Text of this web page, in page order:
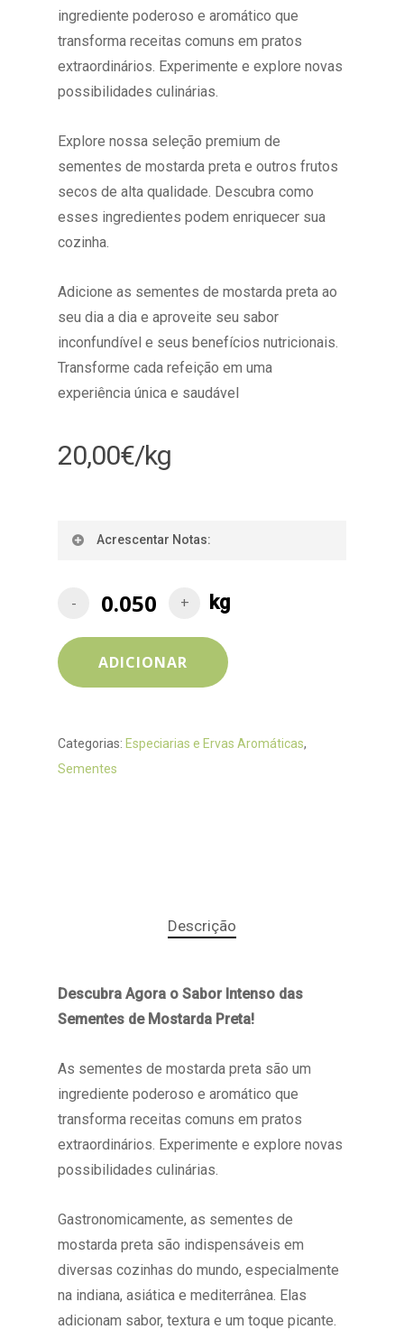
ingrediente poderoso e aromático que
transforma receitas comuns em pratos
extraordinários. Experimente e explore novas
possibilidades culinárias.
Explore nossa seleção premium de
sementes de mostarda preta e outros frutos
secos de alta qualidade. Descubra como
esses ingredientes podem enriquecer sua
cozinha.
Adicione as sementes de mostarda preta ao
seu dia a dia e aproveite seu sabor
inconfundível e seus benefícios nutricionais.
Transforme cada refeição em uma
experiência única e saudável
20,00€/kg
Acrescentar Notas:
ADICIONAR
Categorias: Especiarias e Ervas Aromáticas,
Sementes
Descrição
Descubra Agora o Sabor Intenso das
Sementes de Mostarda Preta!
As sementes de mostarda preta são um
ingrediente poderoso e aromático que
transforma receitas comuns em pratos
extraordinários. Experimente e explore novas
possibilidades culinárias.
Gastronomicamente, as sementes de
mostarda preta são indispensáveis em
diversas cozinhas do mundo, especialmente
na indiana, asiática e mediterrânea. Elas
adicionam sabor, textura e um toque picante.